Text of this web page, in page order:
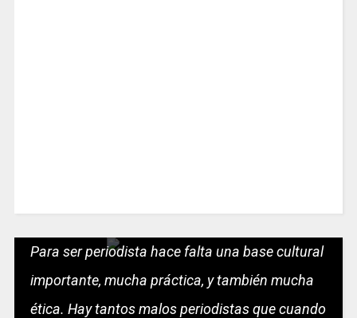
Para ser periodista hace falta una base cultural
importante, mucha práctica, y también mucha
ética. Hay tantos malos periodistas que cuando